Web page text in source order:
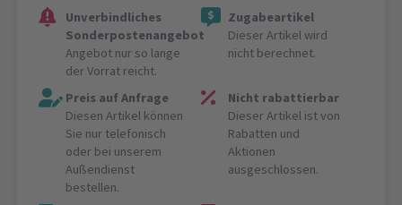
Unverbindliches
Sonderpostenangebot
Angebot nur so lange
der Vorrat reicht.
Zugabeartikel
Dieser Artikel wird
nicht berechnet.
Preis auf Anfrage
Diesen Artikel können
Sie nur telefonisch
oder bei unserem
Außendienst
bestellen.
Nicht rabattierbar
Dieser Artikel ist von
Rabatten und
Aktionen
ausgeschlossen.